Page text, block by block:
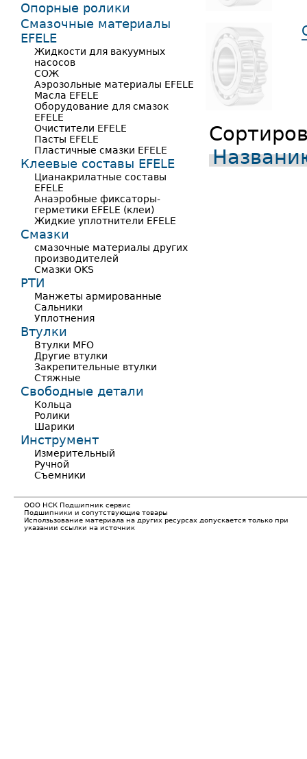
Опорные ролики
Смазочные материалы
EFELE
Жидкости для вакуумных
насосов
СОЖ
Аэрозольные материалы EFELE
Масла EFELE
Оборудование для смазок
EFELE
Очистители EFELE
Пасты EFELE
Пластичные смазки EFELE
Клеевые составы EFELE
Цианакрилатные составы
EFELE
Анаэробные фиксаторы-
герметики EFELE (клеи)
Жидкие уплотнители EFELE
Смазки
смазочные материалы других
производителей
Смазки OKS
РТИ
Манжеты армированные
Сальники
Уплотнения
Втулки
Втулки MFO
Другие втулки
Закрепительные втулки
Стяжные
Свободные детали
Кольца
Ролики
Шарики
Инструмент
Измерительный
Ручной
Съемники
ООО НСК Подшипник сервис
Подшипники и сопутствующие товары
Исползьзование материала на других ресурсах допускается только при
указании ссылки на источник